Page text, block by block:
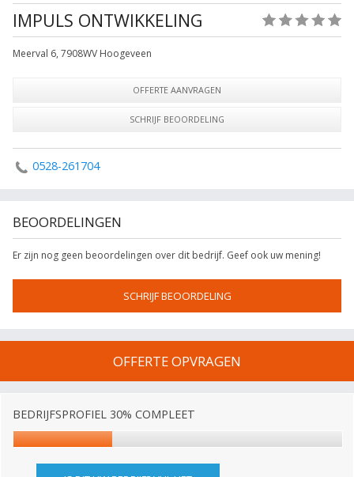
IMPULS ONTWIKKELING
Meerval 6, 7908WV Hoogeveen
OFFERTE AANVRAGEN
SCHRIJF BEOORDELING
0528-261704
BEOORDELINGEN
Er zijn nog geen beoordelingen over dit bedrijf. Geef ook uw mening!
SCHRIJF BEOORDELING
OFFERTE OPVRAGEN
BEDRIJFSPROFIEL 30% COMPLEET